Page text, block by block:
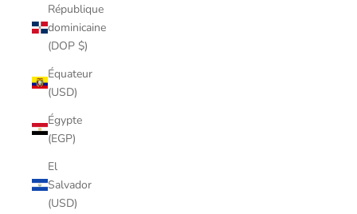
République
dominicaine
(DOP $)
Équateur
(USD)
Égypte
(EGP)
El
Salvador
(USD)